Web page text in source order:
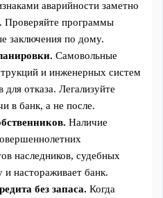
аварийности заметно
Проверяйте программы
заключения по дому.
Самовольные
и инженерных систем
отказа. Легализуйте
в банк, а не после.
Наличие
наследников, судебных
и настораживает банк.
без запаса. Когда